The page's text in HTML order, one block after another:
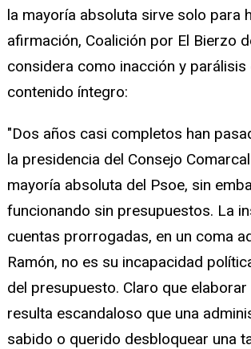
la mayoría absoluta sirve solo para
afirmación, Coalición por El Bierzo
considera como inacción y
contenido íntegro:
"Dos años casi completos han
la presidencia del Consejo
mayoría absoluta del Psoe, sin
funcionando sin presupuestos. La
cuentas prorrogadas, en un coma
Ramón, no es su incapacidad
del presupuesto. Claro que
resulta escandaloso que una
sabido o querido desbloquear una